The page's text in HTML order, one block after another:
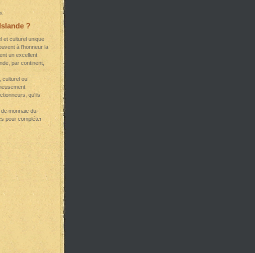
?
et culturel unique
à l'honneur la
un excellent
par continent,
culturel ou
qu'ils
monnaie du
pour compléter